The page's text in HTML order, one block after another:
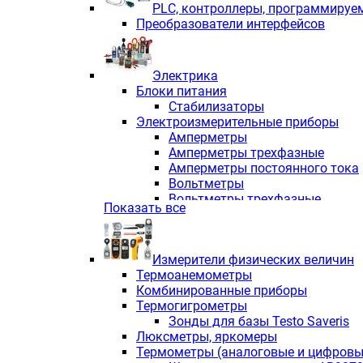
PLС, контроллеры,
Преобразователи интерфейсов
Электрика
Блоки питания
Стабилизаторы
Электроизмерительные приборы
Амперметры
Амперметры трехфазные
Амперметры постоянного тока
Вольтметры
Вольтметры трехфазные
Вольтметры постоянного тока
Индикаторы аналоговых
Измерители COS F
Комбинированные приборы
Комбинированные приборы
Комбинированные приборы
Анализаторы качества
Анализаторы мощности
Показать все
Измерители физических величин
Термоанемометры
Комбинированные приборы
Термогигрометры
Зонды для базы Testo Saveris
Люксметры, яркомеры
Термометры (аналоговые и